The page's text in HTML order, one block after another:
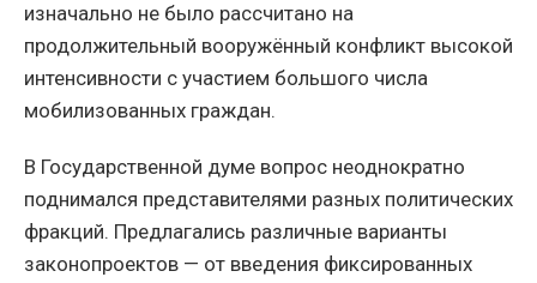
изначально не было рассчитано на
продолжительный вооружённый конфликт высокой
интенсивности с участием большого числа
мобилизованных граждан.
В Государственной думе вопрос неоднократно
поднимался представителями разных политических
фракций. Предлагались различные варианты
законопроектов — от введения фиксированных